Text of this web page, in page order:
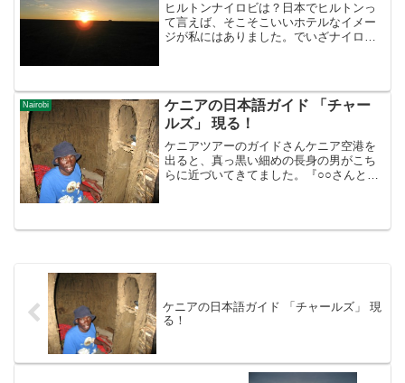
ヒルトンナイロビは？日本でヒルトンっ
て言えば、そこそこいいホテルなイメー
ジが私にはありました。でいざナイロビ
りもひどいかもしれません。がし...
Nairobi
ケニアの日本語ガイド 「チャー
ルズ」 現る！
ケニアツアーのガイドさんケニア空港を
出ると、真っ黒い細めの長身の男がこち
らに近づいてきてました。『○○さんと××
は書いてありましたが...
ケニアの日本語ガイド 「チャールズ」 現
る！